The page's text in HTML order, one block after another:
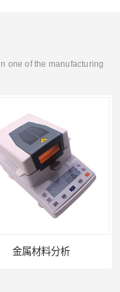
one of the manufacturing
金属材料分析